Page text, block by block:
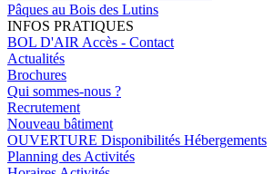
Pâques au Bois des Lutins
INFOS PRATIQUES
BOL D'AIR Accès - Contact
Actualités
Brochures
Qui sommes-nous ?
Recrutement
Nouveau bâtiment
OUVERTURE Disponibilités Hébergements
Planning des Activités